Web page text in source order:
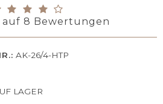
auf 8 Bewertungen
AK-26/4-HTP
LAGER